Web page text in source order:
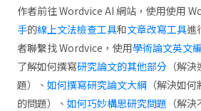
作者前往 Wordvice AI 網站，使用使用
手的線上文法檢查工具和文章改寫工具進
者聯繫找 Wordvice，使用學術論文英文
了解如何撰寫研究論文的其他部分（解決
題）、 如何撰寫研究論文大綱 （解決如
的問題）、 如何巧妙構思研究問題 （解